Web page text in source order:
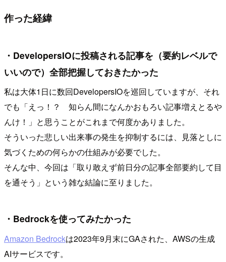
作った経緯
・DevelopersIOに投稿される記事を（要約レベルで
いいので）全部把握しておきたかった
私は大体1日に数回DevelopersIOを巡回していますが、それ
でも「えっ！？ 知らん間になんかおもろい記事増えとるや
んけ！」と思うことがこれまで何度かありました。
そういった悲しい出来事の発生を抑制するには、見落としに
気づくための何らかの仕組みが必要でした。
そんな中、今回は「取り敢えず前日分の記事全部要約して目
を通そう」という雑な結論に至りました。
・Bedrockを使ってみたかった
Amazon Bedrockは2023年9月末にGAされた、AWSの生成
AIサービスです。